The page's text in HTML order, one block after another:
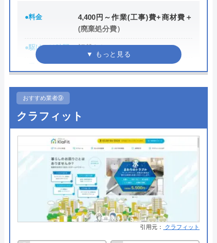
2006年11月設立
所在地
〒450-6319
愛知県名古屋市中村区名駅1-1-1 JPタ
ワー名古屋19F
対応エリア
●料金
4,400円～作業(工事)費+商材費＋
(廃棄処分費）
●駆けつけ時間 記載なし
●受付時間 24時間
年中無休
●累計実績
トイレDrがおすすめの理由
トイレDrは、スタッフのサービス面に力を入れ「お
客様目線」を第一に考えている業者です。
水回りトラブルの対応に加えてライフスタイル等の
様々な話をしたうえで、お客様に合った提案を行っ
おすすめ業者⑨
クラフィット
引用元： クラフィット